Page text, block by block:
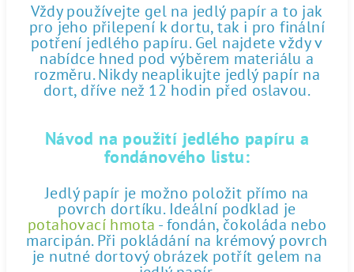
Vždy používejte gel na jedlý papír a to jak
pro jeho přilepení k dortu, tak i pro finální
potření jedlého papíru. Gel najdete vždy v
nabídce hned pod výběrem materiálu a
rozměru. Nikdy neaplikujte jedlý papír na
dort, dříve než 12 hodin před oslavou.
Návod na použití jedlého papíru a
fondánového listu:
Jedlý papír je možno položit přímo na
povrch dortíku. Ideální podklad je
potahovací hmota - fondán, čokoláda nebo
marcipán. Při pokládání na krémový povrch
je nutné dortový obrázek potřít gelem na